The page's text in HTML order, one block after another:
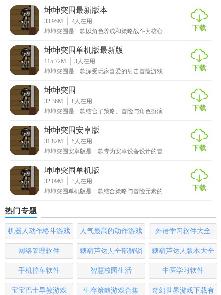
3. 社交互动：游戏支持多人在线合作模式，玩家可以与其他
玩家一起战斗，增加了游戏的互动性和乐趣。
4. 定期更新：游戏开发团队会定期推出新内容，包括新的防
御塔、士兵和技能，使游戏保持新鲜感。
【坤坤突围点评】
《坤坤突围》是一款富有创意和趣味的策略塔防游戏。其独
特的角色设定、丰富的游戏玩法、精美的画面和音效以及深
入的策略思考都使其成为了一款值得尝试的游戏。如果你喜
欢策略塔防游戏，那么《坤坤突围》绝对是一个不错的选
坤坤突围最新版本
33.95M 4人在用
坤坤突围是一款以角色养成和策略战斗为核心...
下载
坤坤突围单机版最新版
115.72M 3人在用
坤坤突围是一款深受玩家喜爱的射击冒险游戏...
下载
坤坤突围
32.36M 8人在用
坤坤突围是一款结合了策略、冒险与角色扮演...
下载
坤坤突围安卓版
31.82M 5人在用
坤坤突围安卓版是一款专为安卓设备设计的冒...
下载
坤坤突围单机版
32.09M 3人在用
坤坤突围单机版是一款结合策略与冒险元素的...
下载
热门专题
机器人动作格斗游戏
大全
人气最高的动作游戏
排行榜
外语学习软件大全
网络管理软件
糖葫芦达人全部解锁
版
糖葫芦达人版本大全
手机控车软件 智慧校园生活 中医学习软件
宝宝巴士早教游戏 生存策略游戏合集
奇幻世界游戏下载有